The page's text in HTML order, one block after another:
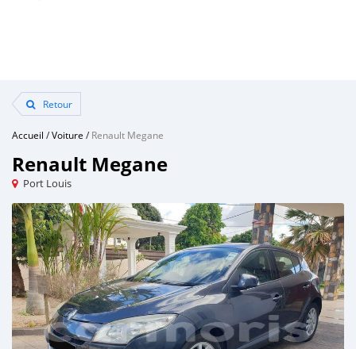
Retour
Accueil /Voiture /Renault Megane
Renault Megane
Port Louis